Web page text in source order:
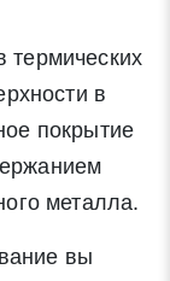
термических
в
покрытие
металла.
вы